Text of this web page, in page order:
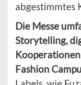
abgestimmtes
Die Messe
Storytelling,
Fashion